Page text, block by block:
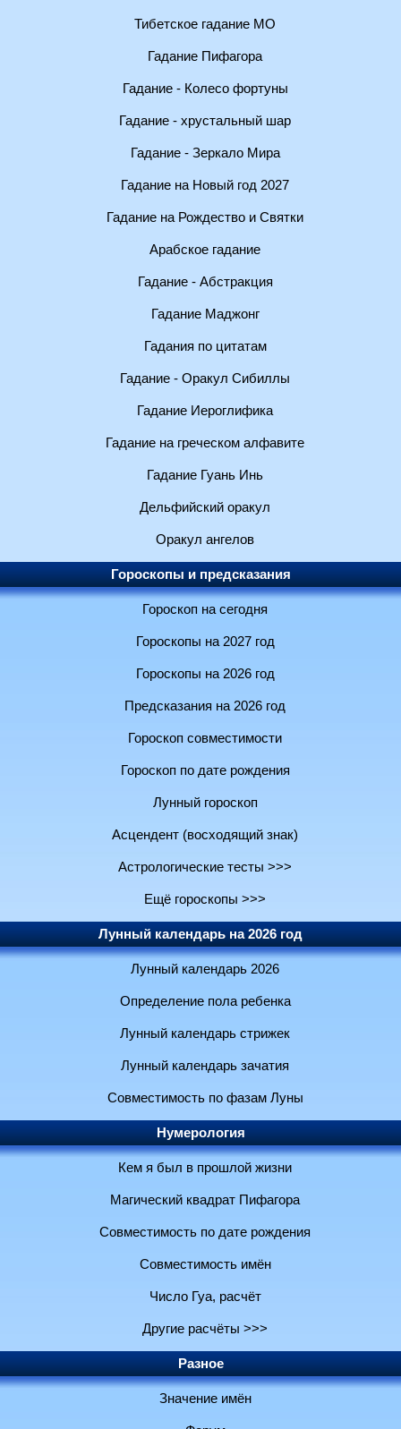
Тибетское гадание МО
Гадание Пифагора
Гадание - Колесо фортуны
Гадание - хрустальный шар
Гадание - Зеркало Мира
Гадание на Новый год 2027
Гадание на Рождество и Святки
Арабское гадание
Гадание - Абстракция
Гадание Маджонг
Гадания по цитатам
Гадание - Оракул Сибиллы
Гадание Иероглифика
Гадание на греческом алфавите
Гадание Гуань Инь
Дельфийский оракул
Оракул ангелов
Гороскопы и предсказания
Гороскоп на сегодня
Гороскопы на 2027 год
Гороскопы на 2026 год
Предсказания на 2026 год
Гороскоп совместимости
Гороскоп по дате рождения
Лунный гороскоп
Асцендент (восходящий знак)
Астрологические тесты >>>
Ещё гороскопы >>>
Лунный календарь на 2026 год
Лунный календарь 2026
Определение пола ребенка
Лунный календарь стрижек
Лунный календарь зачатия
Совместимость по фазам Луны
Нумерология
Кем я был в прошлой жизни
Магический квадрат Пифагора
Совместимость по дате рождения
Совместимость имён
Число Гуа, расчёт
Другие расчёты >>>
Разное
Значение имён